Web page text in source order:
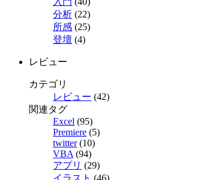
分析 (22)
所感 (25)
登壇 (4)
レビュー
カテゴリ
レビュー (42)
関連タグ
Excel (95)
Premiere (5)
twitter(10)
VBA (94)
アプリ (29)
イラスト (46)